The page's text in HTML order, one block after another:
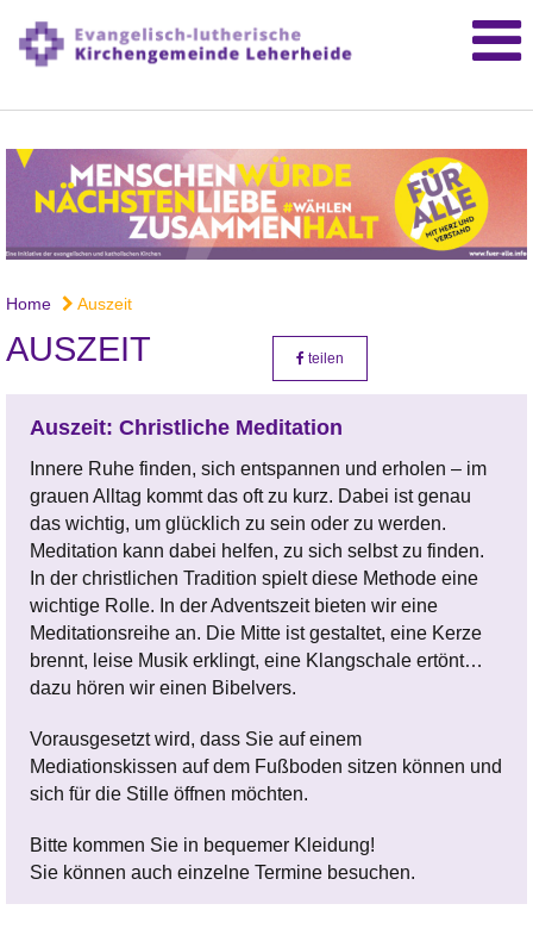
Home Auszeit
AUSZEIT teilen
Auszeit: Christliche Meditation
Innere Ruhe finden, sich entspannen und erholen – im
grauen Alltag kommt das oft zu kurz. Dabei ist genau
das wichtig, um glücklich zu sein oder zu werden.
Meditation kann dabei helfen, zu sich selbst zu finden.
In der christlichen Tradition spielt diese Methode eine
wichtige Rolle. In der Adventszeit bieten wir eine
Meditationsreihe an. Die Mitte ist gestaltet, eine Kerze
brennt, leise Musik erklingt, eine Klangschale ertönt…
dazu hören wir einen Bibelvers.
Vorausgesetzt wird, dass Sie auf einem
Mediationskissen auf dem Fußboden sitzen können und
sich für die Stille öffnen möchten.
Bitte kommen Sie in bequemer Kleidung!
Sie können auch einzelne Termine besuchen.